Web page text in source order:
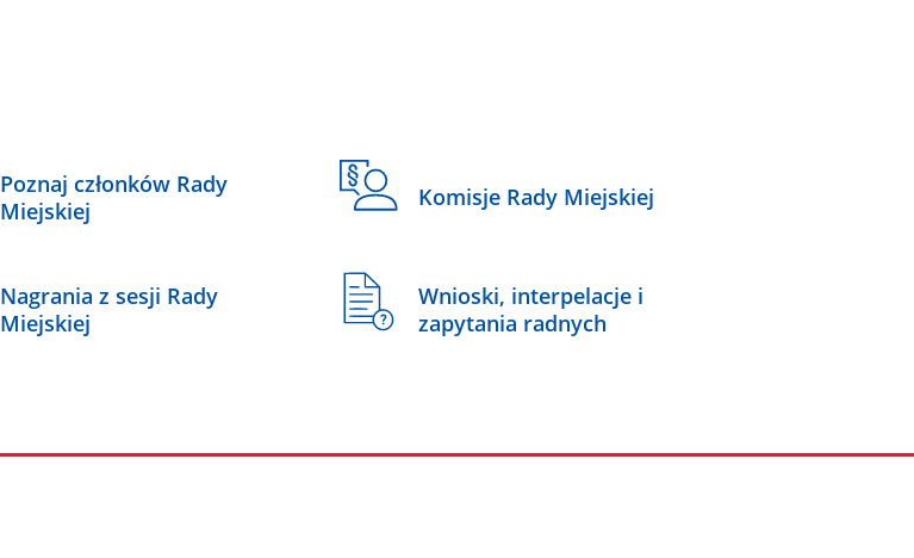
Poznaj członków Rady
Miejskiej
Komisje Rady Miejskiej
Nagrania z sesji Rady
Miejskiej
Wnioski, interpelacje i
zapytania radnych